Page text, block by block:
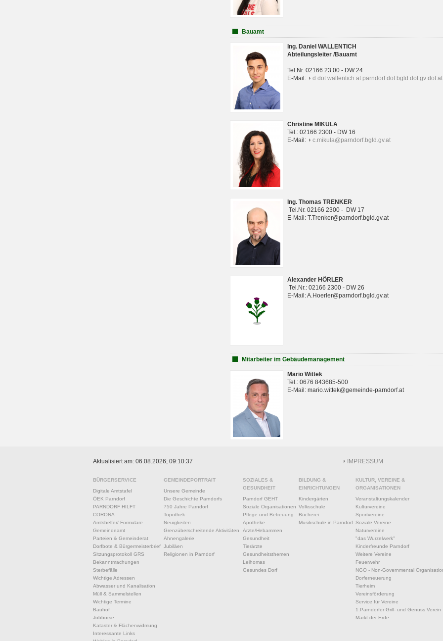
Bauamt
Ing. Daniel WALLENTICH
Abteilungsleiter /Bauamt
Tel.Nr. 02166 23 00 - DW 24
E-Mail:
d dot wallentich at parndorf dot bgld dot gv dot at
Christine MIKULA
Tel.: 02166 2300 - DW 16
E-Mail:
c.mikula@parndorf.bgld.gv.at
Ing. Thomas TRENKER
Tel.Nr. 02166 2300 - DW 17
E-Mail: T.Trenker@parndorf.bgld.gv.at
Alexander HÖRLER
Tel.Nr.: 02166 2300 - DW 26
E-Mail: A.Hoerler@parndorf.bgld.gv.at
Mitarbeiter im Gebäudemanagement
Mario Wittek
Tel.: 0676 843685-500
E-Mail: mario.wittek@gemeinde-parndorf.at
Aktualisiert am: 06.08.2026; 09:10:37 IMPRESSUM
BÜRGERSERVICE
Digitale Amtstafel
ÖEK Parndorf
PARNDORF HILFT
CORONA
Amtshelfer/ Formulare
Gemeindeamt
Parteien & Gemeinderat
Dorfbote & Bürgermeisterbrief
Sitzungsprotokoll GRS
Bekanntmachungen
Sterbefälle
Wichtige Adressen
Abwasser und Kanalisation
Müll & Sammelstellen
Wichtige Termine
Bauhof
Jobbörse
Kataster & Flächenwidmung
Interessante Links
GEMEINDEPORTRAIT
Unsere Gemeinde
Die Geschichte Parndorfs
750 Jahre Parndorf
Topothek
Neuigkeiten
Grenzüberschreitende Aktivitäten
Ahnengalerie
Jubiläen
Religionen in Parndorf
SOZIALES &
GESUNDHEIT
Parndorf GEHT
Soziale Organisationen
Pflege und Betreuung
Apotheke
Ärzte/Hebammen
Gesundheit
Tierärzte
Gesundheitsthemen
Leihomas
Gesundes Dorf
BILDUNG &
EINRICHTUNGEN
Kindergärten
Volksschule
Bücherei
Musikschule in Parndorf
KULTUR, VEREINE &
ORGANISATIONEN
Veranstaltungskalender
Kulturvereine
Sportvereine
Soziale Vereine
Naturvereine
"das Wurzelwerk"
Kinderfreunde Parndorf
Weitere Vereine
Feuerwehr
NGO - Non-Governmental
Dorferneuerung
Tierheim
Vereinsförderung
Service für Vereine
1.Parndorfer Grill- und Genuss Verein
Markt der Erde